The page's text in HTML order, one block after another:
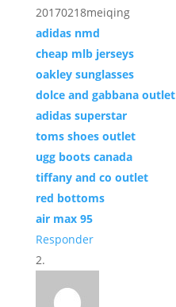
20170218meiqing
adidas nmd
cheap mlb jerseys
oakley sunglasses
dolce and gabbana outlet
adidas superstar
toms shoes outlet
ugg boots canada
tiffany and co outlet
red bottoms
air max 95
Responder